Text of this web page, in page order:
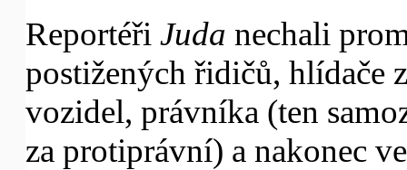
Reportéři Juda nechali
postižených řidičů, hlídače
vozidel, právníka (ten
za protiprávní) a nakonec